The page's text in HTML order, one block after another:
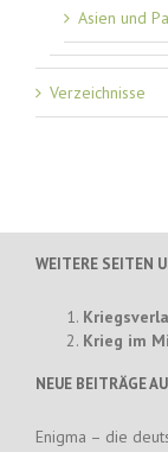
Asien und
Verzeichnisse
WEITERE SEITEN
Krieg im
NEUE BEITRÄGE
Enigma – die